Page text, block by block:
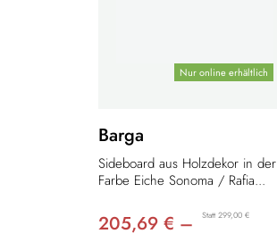
Nur online erhältlich
Barga
Sideboard aus Holzdekor in der
Farbe Eiche Sonoma / Rafia...
205,69 € – Statt 299,00 €